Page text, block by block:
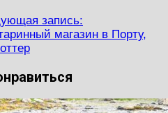
запись:
магазин в Порту,